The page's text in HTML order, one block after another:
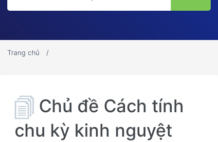
Trang chủ
Chủ đề Cách tính
chu kỳ kinh nguyệt